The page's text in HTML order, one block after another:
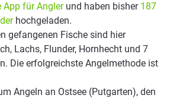
App für Anglerund haben bisher 187
hochgeladen.
gefangenen Fische sind hier
Lachs, Flunder, Hornhecht und 7
Die erfolgreichste Angelmethode ist
Angeln an Ostsee (Putgarten), den